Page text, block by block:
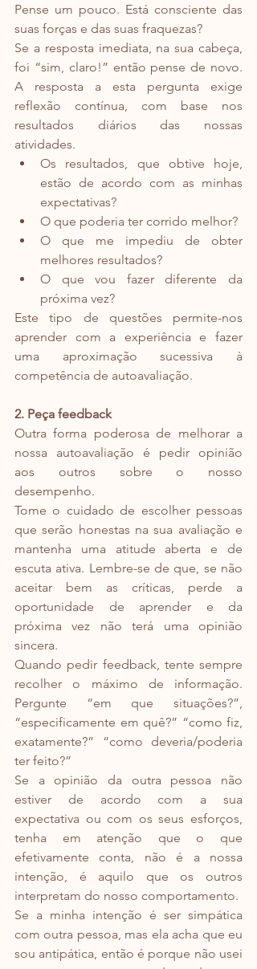
Pense um pouco. Está consciente das
suas forças e das suas fraquezas?
Se a resposta imediata, na sua cabeça,
foi “sim, claro!” então pense de novo.
A resposta a esta pergunta exige
reflexão contínua, com base nos
resultados diários das nossas
atividades.
Os resultados, que obtive hoje,
estão de acordo com as minhas
expectativas?
O que poderia ter corrido melhor?
O que me impediu de obter
melhores resultados?
O que vou fazer diferente da
próxima vez?
Este tipo de questões permite-nos
aprender com a experiência e fazer
uma aproximação sucessiva à
competência de autoavaliação.
2. Peça feedback
Outra forma poderosa de melhorar a
nossa autoavaliação é pedir opinião
aos outros sobre o nosso
desempenho.
Tome o cuidado de escolher pessoas
que serão honestas na sua avaliação e
mantenha uma atitude aberta e de
escuta ativa. Lembre-se de que, se não
aceitar bem as críticas, perde a
oportunidade de aprender e da
próxima vez não terá uma opinião
sincera.
Quando pedir feedback, tente sempre
recolher o máximo de informação.
Pergunte “em que situações?”,
“especificamente em quê?” “como fiz,
exatamente?” “como deveria/poderia
ter feito?”
Se a opinião da outra pessoa não
estiver de acordo com a sua
expectativa ou com os seus esforços,
tenha em atenção que o que
efetivamente conta, não é a nossa
intenção, é aquilo que os outros
interpretam do nosso comportamento.
Se a minha intenção é ser simpática
com outra pessoa, mas ela acha que eu
sou antipática, então é porque não usei